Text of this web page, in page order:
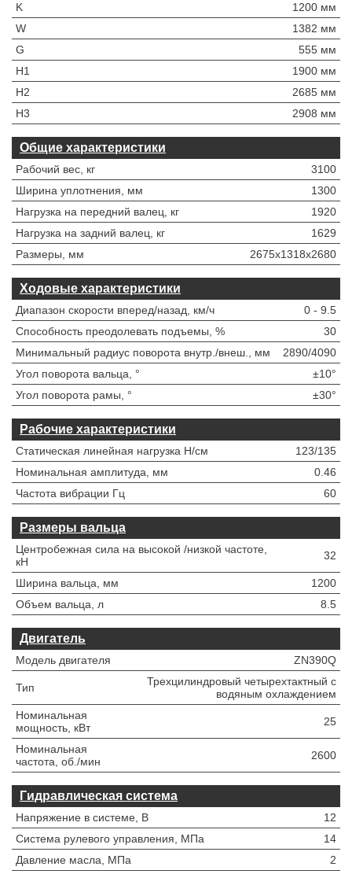
K
1200 мм
W
1382 мм
G
555 мм
H1
1900 мм
H2
2685 мм
H3
2908 мм
Общие характеристики
Рабочий вес, кг
3100
Ширина уплотнения, мм
1300
Нагрузка на передний валец, кг
1920
Нагрузка на задний валец, кг
1629
Размеры, мм
2675x1318x2680
Ходовые характеристики
Диапазон скорости вперед/назад, км/ч
0 - 9.5
Способность преодолевать подъемы, %
30
Минимальный радиус поворота внутр./внеш., мм
2890/4090
Угол поворота вальца, °
±10°
Угол поворота рамы, °
±30°
Рабочие характеристики
Статическая линейная нагрузка Н/см
123/135
Номинальная амплитуда, мм
0.46
Частота вибрации Гц
60
Размеры вальца
Центробежная сила на высокой /низкой частоте,
кН
32
Ширина вальца, мм
1200
Объем вальца, л
8.5
Двигатель
Модель двигателя ZN390Q
Тип
Трехцилиндровый четырехтактный с
водяным охлаждением
Номинальная
мощность, кВт
25
Номинальная
частота, об./мин
2600
Гидравлическая система
Напряжение в системе, В
12
Система рулевого управления, МПа
14
Давление масла, МПа
2